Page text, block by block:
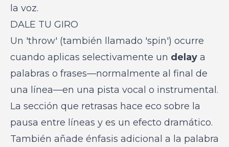
la voz.
DALE TU GIRO
Un 'throw' (también llamado 'spin') ocurre
cuando aplicas selectivamente un delay a
palabras o frases—normalmente al final de
una línea—en una pista vocal o instrumental.
La sección que retrasas hace eco sobre la
pausa entre líneas y es un efecto dramático.
También añade énfasis adicional a la palabra